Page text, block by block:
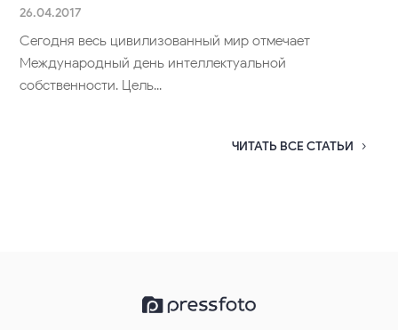
26.04.2017
Сегодня весь цивилизованный мир отмечает
Международный день интеллектуальной
собственности. Цель...
ЧИТАТЬ ВСЕ СТАТЬИ